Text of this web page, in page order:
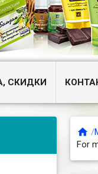
СКИДКИ
 /
For